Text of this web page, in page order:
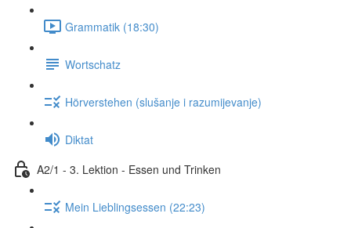
Grammatik (18:30)
Wortschatz
Hörverstehen (slušanje i razumijevanje)
Diktat
A2/1 - 3. Lektion - Essen und Trinken
Mein Lieblingsessen (22:23)